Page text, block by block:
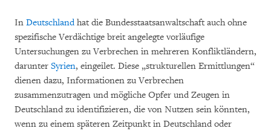
In Deutschlandhat die Bundesstaatsanwaltschaft auch ohne
spezifische Verdächtige breit angelegte vorläufige
Untersuchungen zu Verbrechen in mehreren Konfliktländern,
darunter Syrien, eingeilet. Diese „strukturellen Ermittlungen“
dienen dazu, Informationen zu Verbrechen
zusammenzutragen und mögliche Opfer und Zeugen in
Deutschland zu identifizieren, die von Nutzen sein könnten,
wenn zu einem späteren Zeitpunkt in Deutschland oder